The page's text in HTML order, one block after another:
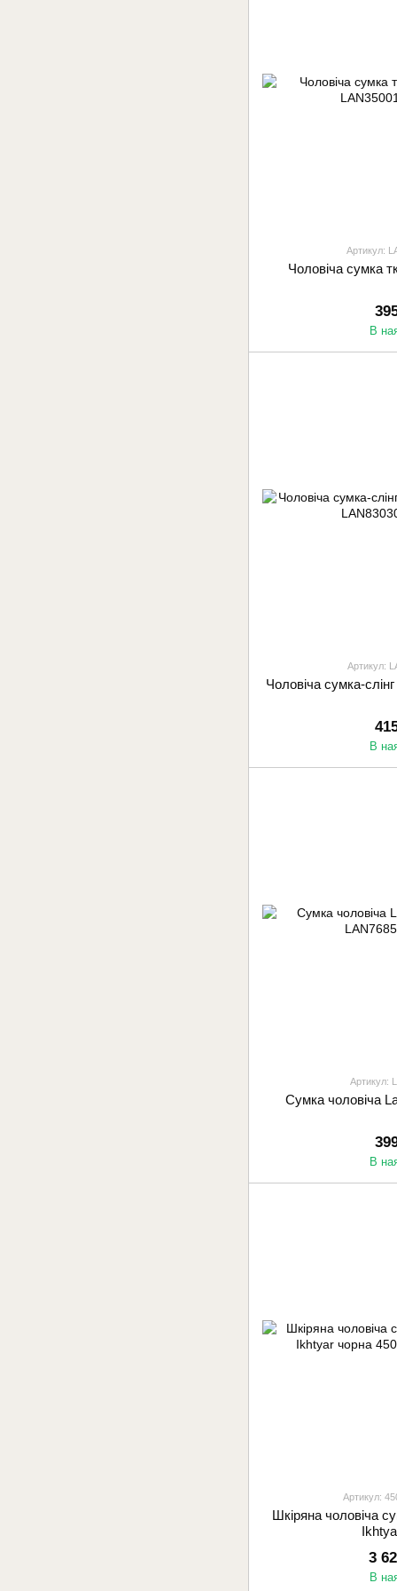
Артикул:
Чоловіча сумка
В
Артикул:
Чоловіча сумка-
В
Артикул:
Сумка чоловіча
В
Артикул:
Шкіряна чоловіча
3
В